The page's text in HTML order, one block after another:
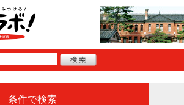
条件で検索